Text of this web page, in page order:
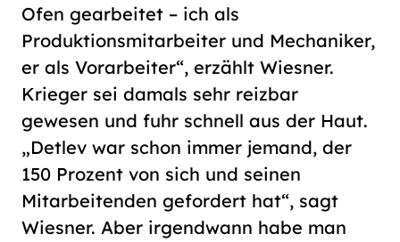
Ofen gearbeitet – ich als
Produktionsmitarbeiter und Mechaniker,
er als Vorarbeiter“, erzählt Wiesner.
Krieger sei damals sehr reizbar
gewesen und fuhr schnell aus der Haut.
„Detlev war schon immer jemand, der
150 Prozent von sich und seinen
Mitarbeitenden gefordert hat“, sagt
Wiesner. Aber irgendwann habe man